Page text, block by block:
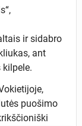
ir sidabro
ant
puošimo